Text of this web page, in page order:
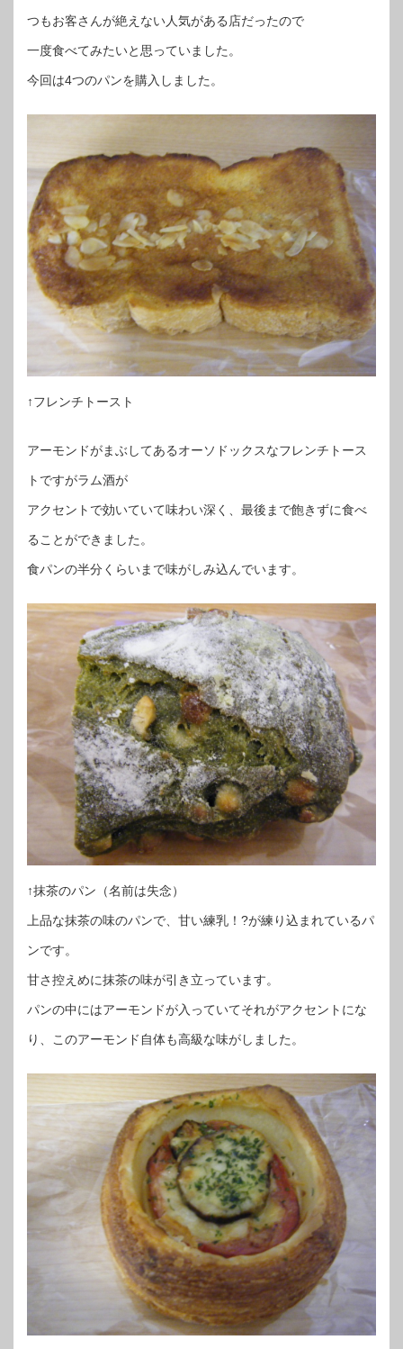
つもお客さんが絶えない人気がある店だったので
一度食べてみたいと思っていました。
今回は4つのパンを購入しました。
↑フレンチトースト
アーモンドがまぶしてあるオーソドックスなフレンチトース
トですがラム酒が
アクセントで効いていて味わい深く、最後まで飽きずに食べ
ることができました。
食パンの半分くらいまで味がしみ込んでいます。
↑抹茶のパン（名前は失念）
上品な抹茶の味のパンで、甘い練乳！?が練り込まれているパ
ンです。
甘さ控えめに抹茶の味が引き立っています。
パンの中にはアーモンドが入っていてそれがアクセントにな
り、このアーモンド自体も高級な味がしました。